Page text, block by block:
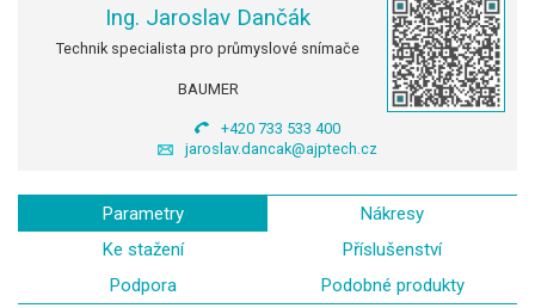
Ing. Jaroslav Dančák
Technik specialista pro průmyslové snímače
BAUMER
+420 733 533 400
jaroslav.dancak@ajptech.cz
Parametry
Nákresy
Ke stažení
Příslušenství
Podpora
Podobné produkty